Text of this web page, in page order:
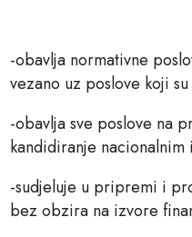
-obavlja normativne
vezano uz poslove koji
-obavlja sve poslove na
kandidiranje nacionalnim
-sudjeluje u pripremi i
bez obzira na izvore